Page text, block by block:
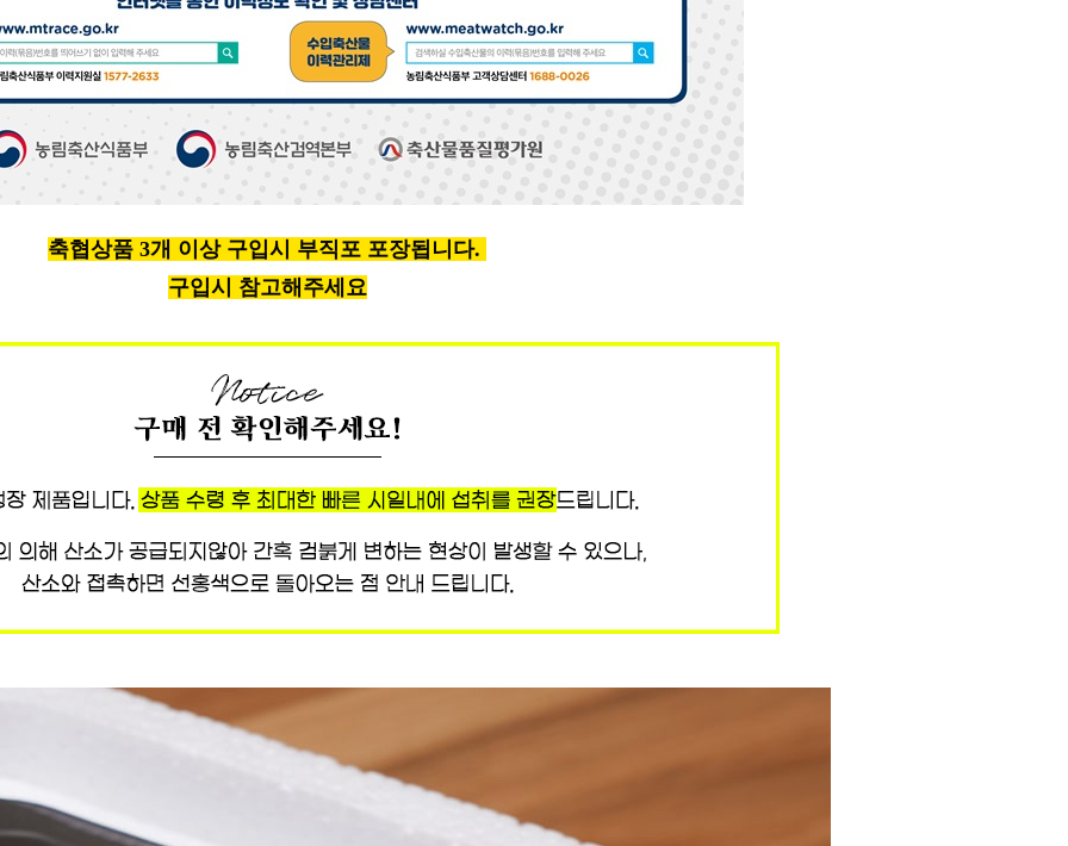
축협상품 3개 이상 구입시 부직포 포장됩니다.
구입시 참고해주세요